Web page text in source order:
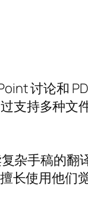
讨论和
支持多种文
杂手稿的翻
长使用他们